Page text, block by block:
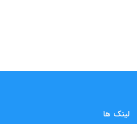
لینک ها